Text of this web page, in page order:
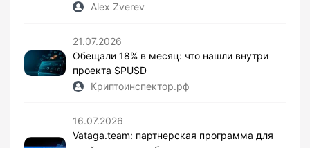
Alex Zverev
21.07.2026
Обещали 18% в месяц: что нашли внутри
проекта SPUSD
Криптоинспектор.рф
16.07.2026
Vataga.team: партнерская программа для